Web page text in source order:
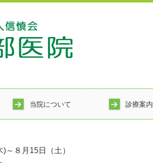
当院について 診療案内
)～８月15日（土）